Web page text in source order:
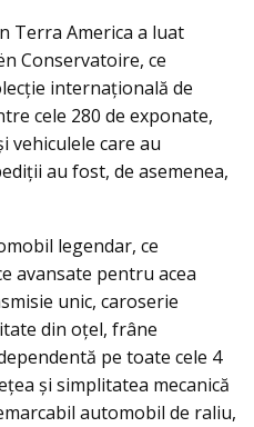
Terra America a luat
Conservatoire, ce
internațională de
cele 280 de exponate,
vehiculele care au
au fost, de asemenea,
legendar, ce
avansate pentru acea
unic, caroserie
din oțel, frâne
pe toate cele 4
și simplitatea mecanică
automobil de raliu,